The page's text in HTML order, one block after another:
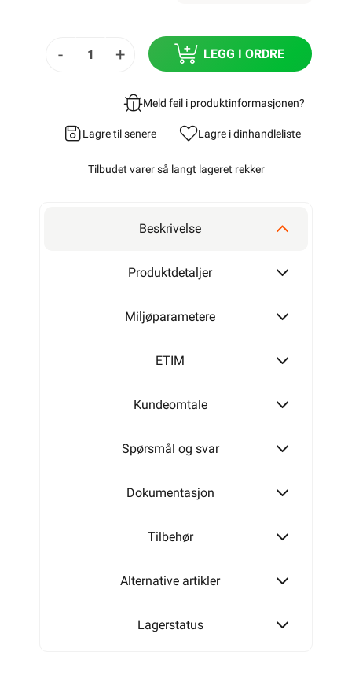
- + LEGG I ORDRE
Meld feil i produktinformasjonen?
Lagre til senere Lagre i dinhandleliste
Tilbudet varer så langt lageret rekker
Beskrivelse
Produktdetaljer
Miljøparametere
ETIM
Kundeomtale
Spørsmål og svar
Dokumentasjon
Tilbehør
Alternative artikler
Lagerstatus